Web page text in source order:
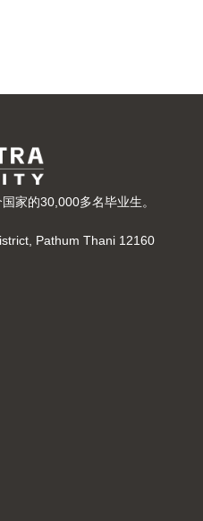
家的30,000多名毕业生。
Pathum Thani 12160